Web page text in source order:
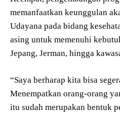
memanfaatkan keunggulan
Udayana pada bidang
asing untuk memenuhi
Jepang, Jerman, hingga
“Saya berharap kita bisa
Menempatkan orang-orang
itu sudah merupakan bentuk